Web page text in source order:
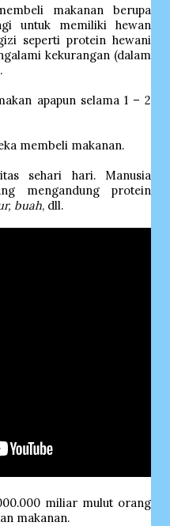
makanan berupa
untuk memiliki hewan
seperti protein hewani
kekurangan (dalam
apapun selama 1 – 2
membeli makanan.
sehari hari. Manusia
mengandung protein
buah, dll.
miliar mulut orang
makanan.